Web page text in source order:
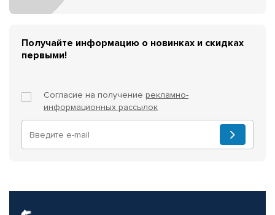
Получайте информацию о новинках и скидках
первыми!
Согласие на получение рекламно-
информационных рассылок